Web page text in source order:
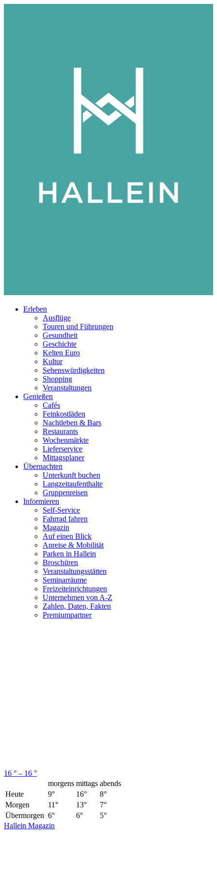
Erleben
Ausflüge
Touren und Führungen
Gesundheit
Geschichte
Kelten Euro
Kultur
Sehenswürdigkeiten
Shopping
Veranstaltungen
Genießen
Cafés
Feinkostläden
Nachtleben & Bars
Restaurants
Wochenmärkte
Lieferservice
Mittagsplaner
Übernachten
Unterkunft buchen
Langzeitaufenthalte
Gruppenreisen
Informieren
Self-Service
Fahrrad fahren
Magazin
Auf einen Blick
Anreise & Mobilität
Parken in Hallein
Broschüren
Veranstaltungsstätten
Seminarräume
Freizeiteinrichtungen
Unternehmen von A-Z
Zahlen, Daten, Fakten
Premiumpartner
16 ° – 16 °
morgens mittags abends
Heute
9° 16°
8°
Morgen
11° 13°
7°
Übermorgen 6° 6°
5°
Hallein Magazin